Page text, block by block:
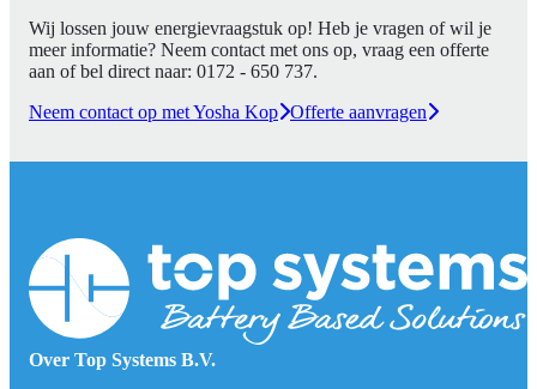
Wij lossen jouw energievraagstuk op! Heb je vragen of wil je
meer informatie? Neem contact met ons op, vraag een offerte
aan of bel direct naar: 0172 - 650 737.
Neem contact op met Yosha Kop Offerte aanvragen
Over Top Systems B.V.